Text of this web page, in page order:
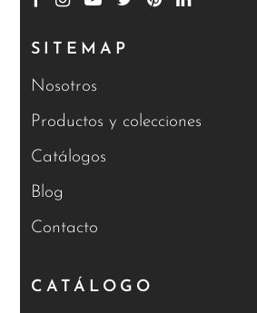
SITEMAP
Nosotros
Productos y colecciones
Catálogos
Blog
Contacto
CATÁLOGO